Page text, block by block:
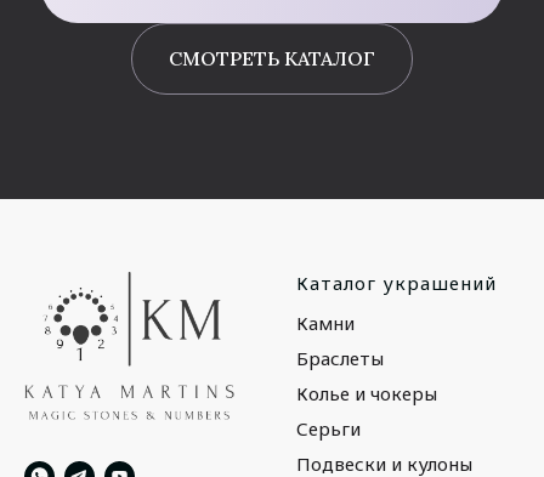
СМОТРЕТЬ КАТАЛОГ
Каталог украшений
Камни
Браслеты
Колье и чокеры
Серьги
Подвески и кулоны